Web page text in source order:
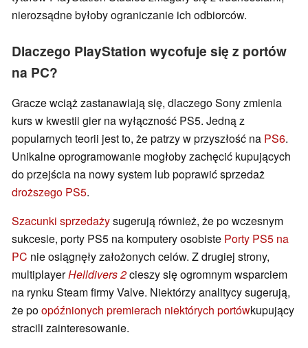
nierozsądne byłoby ograniczanie ich odbiorców.
Dlaczego PlayStation wycofuje się z portów
na PC?
Gracze wciąż zastanawiają się, dlaczego Sony zmienia
kurs w kwestii gier na wyłączność PS5. Jedną z
popularnych teorii jest to, że patrzy w przyszłość na PS6.
Unikalne oprogramowanie mogłoby zachęcić kupujących
do przejścia na nowy system lub poprawić sprzedaż
droższego PS5.
Szacunki sprzedażysugerują również, że po wczesnym
sukcesie, porty PS5 na komputery osobiste Porty PS5 na
PC nie osiągnęły założonych celów. Z drugiej strony,
multiplayerHelldivers 2cieszy się ogromnym wsparciem
na rynku Steam firmy Valve. Niektórzy analitycy sugerują,
że poopóźnionych premierach niektórych portówkupujący
stracili zainteresowanie.